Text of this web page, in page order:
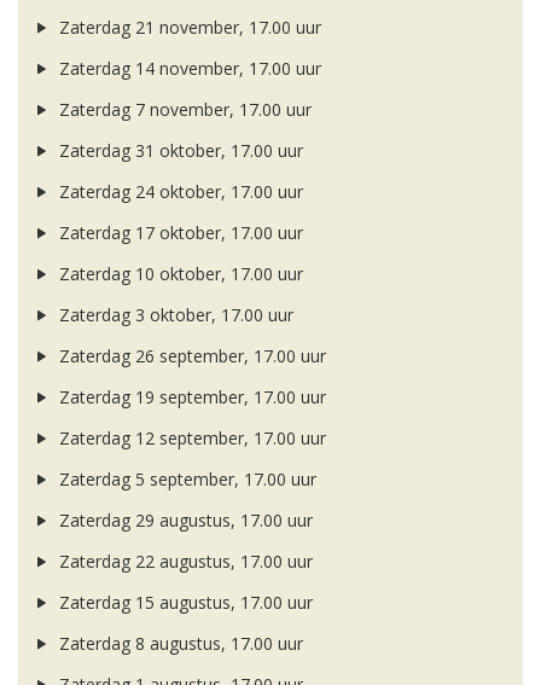
Zaterdag 21 november, 17.00 uur
Zaterdag 14 november, 17.00 uur
Zaterdag 7 november, 17.00 uur
Zaterdag 31 oktober, 17.00 uur
Zaterdag 24 oktober, 17.00 uur
Zaterdag 17 oktober, 17.00 uur
Zaterdag 10 oktober, 17.00 uur
Zaterdag 3 oktober, 17.00 uur
Zaterdag 26 september, 17.00 uur
Zaterdag 19 september, 17.00 uur
Zaterdag 12 september, 17.00 uur
Zaterdag 5 september, 17.00 uur
Zaterdag 29 augustus, 17.00 uur
Zaterdag 22 augustus, 17.00 uur
Zaterdag 15 augustus, 17.00 uur
Zaterdag 8 augustus, 17.00 uur